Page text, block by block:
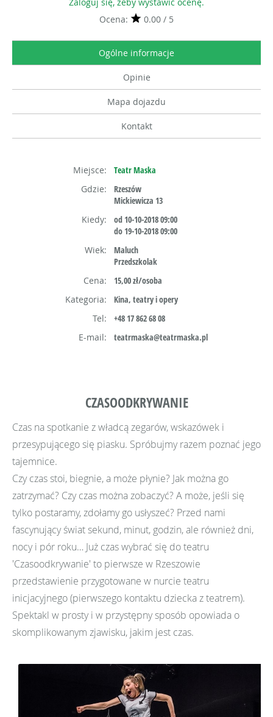
Ocena:
0.00 / 5
Ogólne informacje
Opinie
Mapa dojazdu
Kontakt
Miejsce:
Teatr Maska
Gdzie:
Rzeszów
Mickiewicza 13
Kiedy:
od 10-10-2018 09:00
do 19-10-2018 09:00
Wiek:
Maluch
Przedszkolak
Cena:
15,00 zł/osoba
Kategoria:
Kina, teatry i opery
Tel:
+48 17 862 68 08
E-mail:
teatrmaska@teatrmaska.pl
CZASOODKRYWANIE
Czas na spotkanie z władcą zegarów, wskazówek i
przesypującego się piasku. Spróbujmy razem poznać jego
tajemnice.
Czy czas stoi, biegnie, a może płynie? Jak można go
zatrzymać? Czy czas można zobaczyć? A może, jeśli się
tylko postaramy, zdołamy go usłyszeć? Przed nami
fascynujący świat sekund, minut, godzin, ale również dni,
nocy i pór roku… Już czas wybrać się do teatru
'Czasoodkrywanie' to pierwsze w Rzeszowie
przedstawienie przygotowane w nurcie teatru
inicjacyjnego (pierwszego kontaktu dziecka z teatrem).
Spektakl w prosty i w przystępny sposób opowiada o
skomplikowanym zjawisku, jakim jest czas.